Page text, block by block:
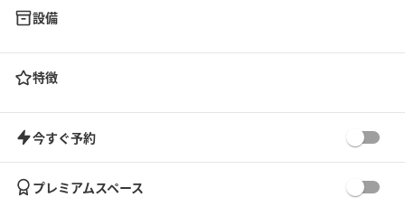
設備
特徴
今すぐ予約
プレミアムスペース